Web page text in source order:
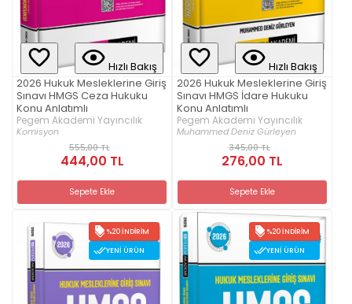
Hızlı Bakış
2026 Hukuk Mesleklerine Giriş
Sınavı HMGS Ceza Hukuku
Konu Anlatımlı
Pegem Akademi Yayıncılık
Komisyon
555,00 TL
444,00 TL
Sepete Ekle
Hızlı Bakış
2026 Hukuk Mesleklerine Giriş
Sınavı HMGS İdare Hukuku
Konu Anlatımlı
Pegem Akademi Yayıncılık
Muhammed Deniz Gürleyen
345,00 TL
276,00 TL
Sepete Ekle
%20 İNDIRIM
YENI ÜRÜN
%20 İNDIRIM
YENI ÜRÜN